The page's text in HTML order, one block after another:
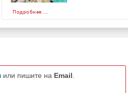
Подробнее ...
или пишите на Email